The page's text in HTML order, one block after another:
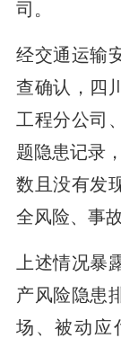
司。
经交通运输
查确认，四
工程分公司
题隐患记录
数且没有发
全风险、事
上述情况暴
产风险隐患
场、被动应